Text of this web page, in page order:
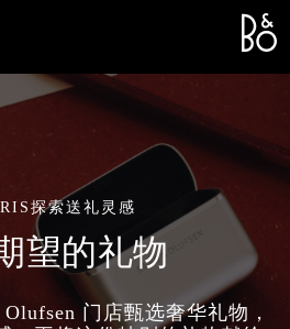
探索送礼灵感
望的礼物
门店甄选奢华礼物，